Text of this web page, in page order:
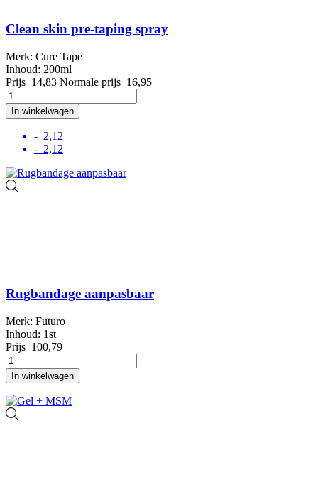
Clean skin pre-taping spray
Merk: Cure Tape
Inhoud: 200ml
Prijs 14,83 Normale prijs 16,95
In winkelwagen
- 2,12
- 2,12
Rugbandage aanpasbaar
Merk: Futuro
Inhoud: 1st
Prijs 100,79
In winkelwagen